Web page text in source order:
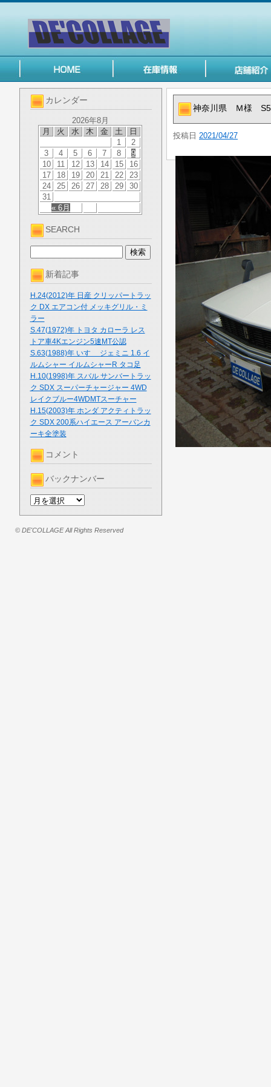
カレンダー
2026年8月
月
火 水 木 金 土 日
« 6月
1
2
3
4 5 6 7 8
9
10
11 12 13 14 15
16
17
18 19 20 21 22
23
24
25 26 27 28 29
30
31
SEARCH
新着記事
H.24(2012)年 日産 クリッパートラッ
ク DX エアコン付 メッキグリル・ミ
ラー
S.47(1972)年 トヨタ カローラ レス
トア車4Kエンジン5速MT公認
S.63(1988)年 いすゞ ジェミニ 1.6 イ
ルムシャー イルムシャーR タコ足
H.10(1998)年 スバル サンバートラッ
ク SDX スーパーチャージャー 4WD
レイクブルー4WDMTスーチャー
H.15(2003)年 ホンダ アクティトラッ
ク SDX 200系ハイエース アーバンカ
ーキ全塗装
コメント
バックナンバー
神奈川県 Ｍ様
投稿日 2021/04/27
© DE'COLLAGE All Rights Reserved